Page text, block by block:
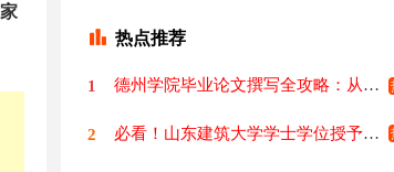
热点推荐
1 德州学院毕业论文撰写全攻略：从零...
2 必看！山东建筑大学学士学位授予条...